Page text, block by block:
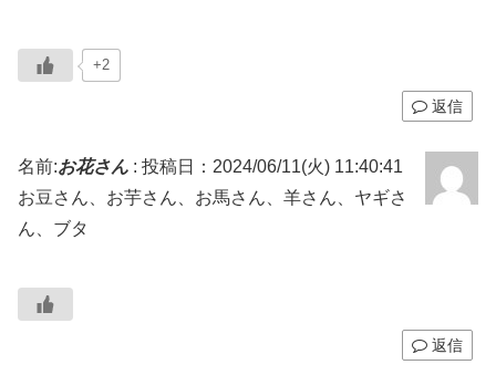
+2
返信
名前:お花さん : 投稿日：2024/06/11(火) 11:40:41
お豆さん、お芋さん、お馬さん、羊さん、ヤギさ
ん、ブタ
返信